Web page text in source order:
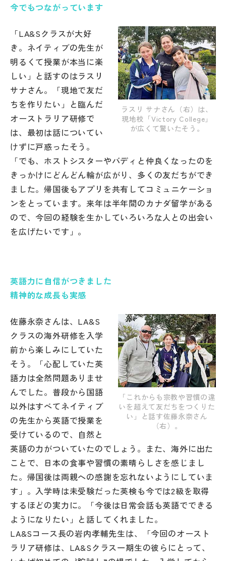
今でもつながっています
ラスリ サナさん（右）は、
現地校「Victory College」
が広くて驚いたそう。
「LA&Sクラスが大好
き。ネイティブの先生が
明るくて授業が本当に楽
しい」と話すのはラスリ
サナさん。「現地で友だ
ちを作りたい」と臨んだ
オーストラリア研修で
は、最初は話についてい
けずに戸惑ったそう。
「でも、ホストシスターやバディと仲良くなったのを
きっかけにどんどん輪が広がり、多くの友だちができ
ました。帰国後もアプリを共有してコミュニケーショ
ンをとっています。来年は半年間のカナダ留学がある
ので、今回の経験を生かしていろいろな人との出会い
を広げたいです」。
英語力に自信がつきました
精神的な成長も実感
「これからも宗教や習慣の違
いを超えて友だちをつくりた
い」と話す佐藤永奈さん
（右）。
佐藤永奈さんは、LA&S
クラスの海外研修を入学
前から楽しみにしていた
そう。「心配していた英
語力は全然問題ありませ
んでした。普段から国語
以外はすべてネイティブ
の先生から英語で授業を
受けているので、自然と
英語の力がついていたのでしょう。また、海外に出た
ことで、日本の食事や習慣の素晴らしさを感じまし
た。帰国後は両親への感謝を忘れないようにしていま
す」。入学時は未受験だった英検も今では2級を取得
するほどの実力に。「今後は日常会話も英語でできる
ようになりたい」と話してくれました。
LA&Sコース長の岩内孝輔先生は、「今回のオースト
ラリア研修は、LA&Sクラス一期生の彼らにとって、